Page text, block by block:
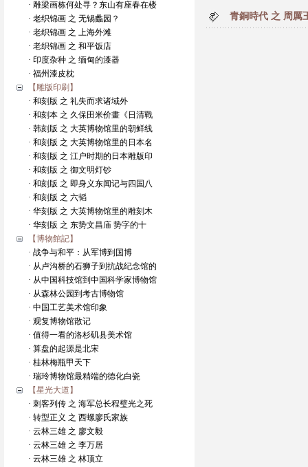
· 雕梁画栋何处寻？东山有座春在楼
· 老织锦画 之 无锡蠡园？
· 老织锦画 之 上海外滩
· 老织锦画 之 和平饭店
· 印度杂种 之 缅甸的漆器
· 福州漆皮枕
【雕版印刷】
· 和刻版 之 礼失而求诸域外
· 和刻本 之 久保田米价畫《日清戰
· 韩刻版 之 大英博物馆里的朝鲜线
· 和刻版 之 大英博物馆里的日本名
· 和刻版 之 江户时期的日本雕版印
· 和刻版 之 御文明灯钞
· 和刻版 之 即身义东闻记与四国八
· 和刻版 之 六韬
· 华刻版 之 大英博物馆里的雕刻木
· 华刻版 之 东势文昌庙 势字的十
【博物館記】
· 战争与和平：从军博到国博
· 从卢沟桥的石狮子到抗战纪念馆的
· 从中国科技馆到中国科学家博物馆
· 从森林公园到考古博物馆
· 中国工艺美术馆印象
· 观复博物馆散记
· 值得一看的洛杉矶县美术馆
· 算盘的起源是北宋
· 桂林梅瓶甲天下
· 瑞玲博物馆最精端的德化白瓷
【星光大道】
· 刺客列传 之 海军总长程璧光之死
· 转型正义 之 西螺廖氏家族
· 云林三雄 之 廖文毅
· 云林三雄 之 李万居
· 云林三雄 之 林顶立
青銅時代 之 周厲